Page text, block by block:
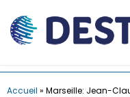
Accueil » Marseille: Jean-